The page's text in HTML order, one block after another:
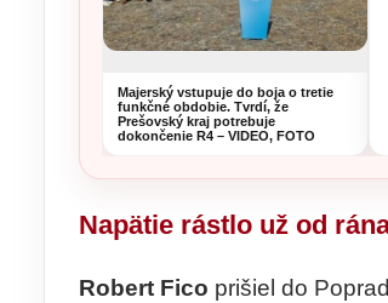
Majerský vstupuje do boja o tretie
funkčné obdobie. Tvrdí, že
Prešovský kraj potrebuje
dokončenie R4 – VIDEO, FOTO
Napätie rástlo už od
Robert Fico prišiel do